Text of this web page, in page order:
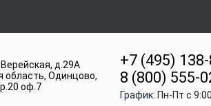
Верейская, д.29А
область, Одинцово,
оф.7
+7 (495)
8 (800) 555-
График: Пн-Пт c